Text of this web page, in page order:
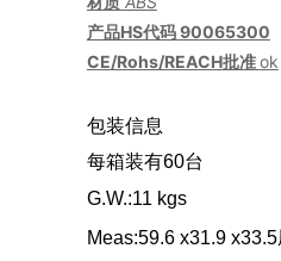
产品HS代码90065300
CE/Rohs/REACH批准ok
包装信息
每箱装有60台
G.W.:11 kgs
Meas:59.6 x31.9